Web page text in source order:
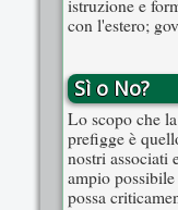
istruzione e
con l'estero;
Sì o No?
Lo scopo che
prefigge è
nostri associati
ampio
possa